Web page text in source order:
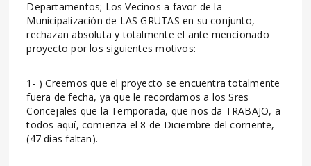
Departamentos; Los Vecinos a favor de la
Municipalización de LAS GRUTAS en su conjunto,
rechazan absoluta y totalmente el ante mencionado
proyecto por los siguientes motivos:
1- ) Creemos que el proyecto se encuentra totalmente
fuera de fecha, ya que le recordamos a los Sres
Concejales que la Temporada, que nos da TRABAJO, a
todos aquí, comienza el 8 de Diciembre del corriente,
(47 días faltan).